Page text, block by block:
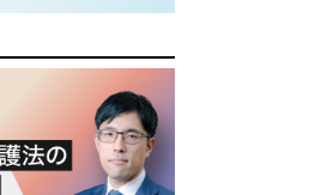
ダ
ー
は